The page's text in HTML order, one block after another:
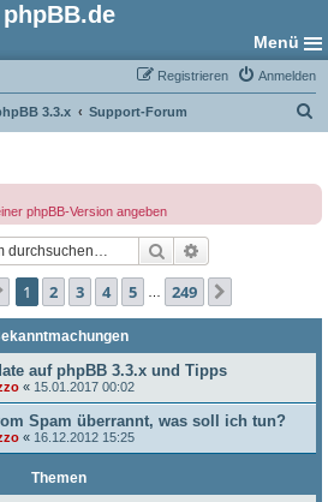
phpBB.de
Menü
Anmelden
Registrieren
3.3.x Support-Forum
e
phpBB-Version angeben
Suche
Seite 1von 249
1 2 3 4 5 249
auf phpBB 3.3.x und Tipps
« 15.01.2017 00:02
Spam überrannt, was soll ich tun?
« 16.12.2012 15:25
Themen